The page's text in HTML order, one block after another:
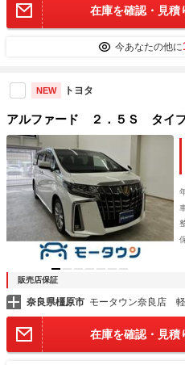
在庫を確認・見積
今あなたの他に
NEW トヨタ
アルファード ２．５Ｓ タイ
販売店保証
奈良県橿原市 モータウン奈良店
在庫を確認・見積